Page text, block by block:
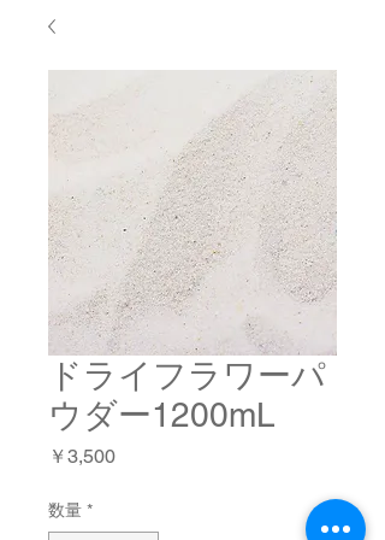
ドライフラワーパ
ウダー1200mL
￥3,500価
数量 *